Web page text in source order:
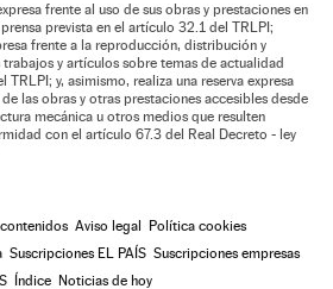
frente al uso de sus obras y prestaciones en
prevista en el artículo 32.1 del TRLPI;
frente a la reproducción, distribución y
y artículos sobre temas de actualidad
y, asimismo, realiza una reserva expresa
las obras y otras prestaciones accesibles desde
mecánica u otros medios que resulten
con el artículo 67.3 del Real Decreto - ley
Aviso legal
Política cookies
Suscripciones EL PAÍS Suscripciones empresas
Índice Noticias de hoy